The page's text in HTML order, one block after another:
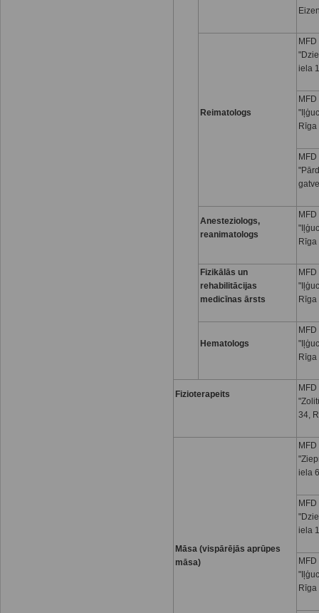
Reimatologs
iela
Rīga
Anesteziologs,
reanimatologs
Rīga
Fizikālās un
rehabilitācijas
medicīnas ārsts
Rīga
Hematologs
Rīga
Fizioterapeits
34,
Māsa (vispārējās aprūpes
māsa)
iela
iela
Rīga